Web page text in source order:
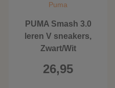
Puma
PUMA Smash 3.0
leren V sneakers,
Zwart/Wit
26,95